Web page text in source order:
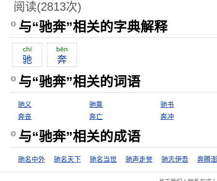
阅读(2813次)
与“驰奔”相关的字典解释
chí
驰
bēn
奔
与“驰奔”相关的词语
驰义 驰乘
驰书
奔丧
奔亡 奔冲
与“驰奔”相关的成语
驰名中外 驰名天下 驰名当世 驰声走誉 驰志伊吾 奔腾